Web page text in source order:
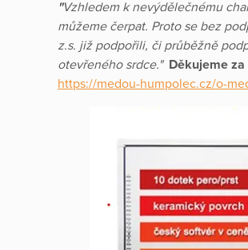
"Vzhledem k nevýdělečnému
můžeme čerpat. Proto se bez
z.s. již podpořili, či průběžně
otevřeného srdce." Děkujeme za
https://medou-humpolec.cz/o-